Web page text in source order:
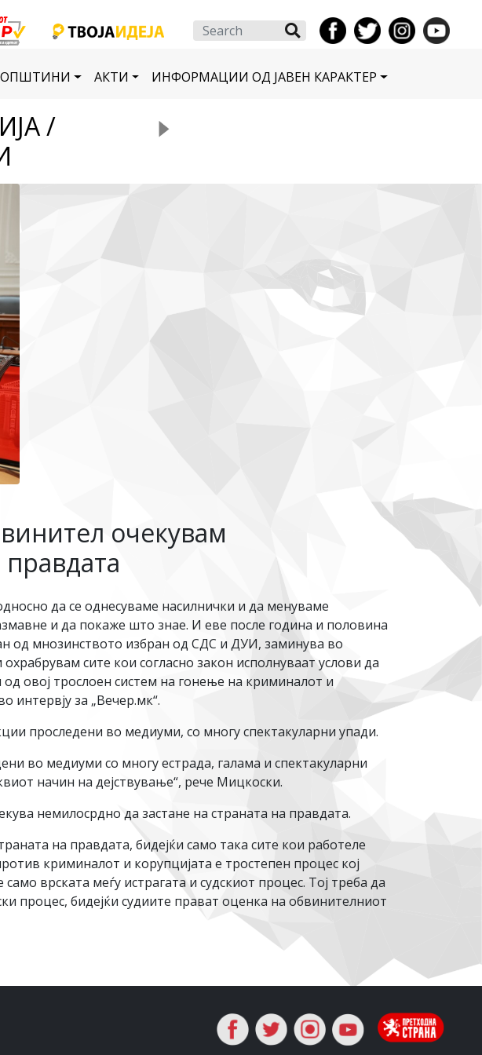
Search
ОПШТИНИ АКТИ ИНФОРМАЦИИ ОД ЈАВЕН КАРАКТЕР
/
очекувам
да се однесуваме насилнички и да менуваме
и да покаже што знае. И еве после година и половина
од мнозинството избран од СДС и ДУИ, заминува во
сите кои согласно закон исполнуваат услови да
овој трослоен систем на гонење на криминалот и
интервју за „Вечер.мк“.
проследени во медиуми, со многу спектакуларни упади.
во медиуми со многу естрада, галама и спектакуларни
начин на дејствување“, рече Мицкоски.
немилосрдно да застане на страната на правдата.
на правдата, бидејќи само така сите кои работеле
криминалот и корупцијата е тростепен процес кој
врската меѓу истрагата и судскиот процес. Тој треба да
процес, бидејќи судиите прават оценка на обвинителниот